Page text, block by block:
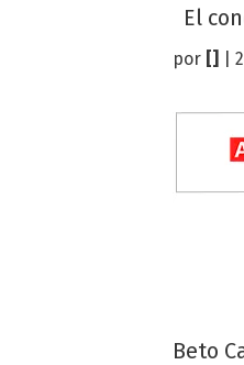
El
por |
Beto